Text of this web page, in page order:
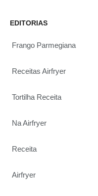
EDITORIAS
Frango Parmegiana
Receitas Airfryer
Tortilha Receita
Na Airfryer
Receita
Airfryer